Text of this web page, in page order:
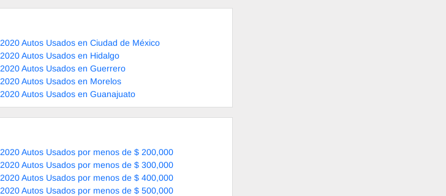
2020 Autos Usados en Ciudad de México
2020 Autos Usados en Hidalgo
2020 Autos Usados en Guerrero
2020 Autos Usados en Morelos
2020 Autos Usados en Guanajuato
2020 Autos Usados por menos de $ 200,000
2020 Autos Usados por menos de $ 300,000
2020 Autos Usados por menos de $ 400,000
2020 Autos Usados por menos de $ 500,000